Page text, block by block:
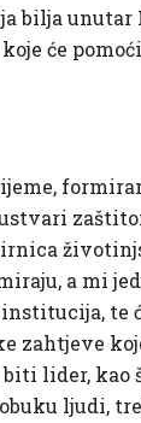
bilja
će
ustvari
a mi
te
zahtjeve
lider, kao
ljudi,